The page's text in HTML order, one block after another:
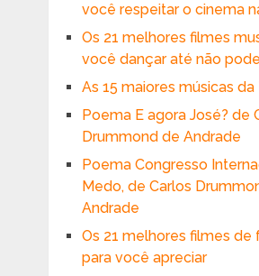
você respeitar o cinema
Os 21 melhores filmes
você dançar até não
As 15 maiores músicas
Poema E agora José? de
Drummond de Andrade
Poema Congresso
Medo, de Carlos
Andrade
Os 21 melhores filmes de
para você apreciar